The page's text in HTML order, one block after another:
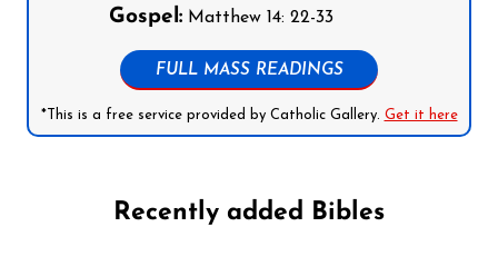
Gospel: Matthew 14: 22-33
FULL MASS READINGS
*This is a free service provided by Catholic Gallery. Get it here
Recently added Bibles